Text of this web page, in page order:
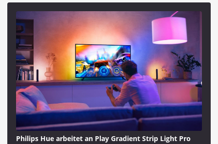
Philips Hue arbeitet an Play Gradient Strip Light Pro